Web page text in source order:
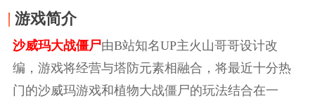
游戏简介
沙威玛大战僵尸由B站知名UP主火山哥哥设计改
编，游戏将经营与塔防元素相融合，将最近十分热
门的沙威玛游戏和植物大战僵尸的玩法结合在一